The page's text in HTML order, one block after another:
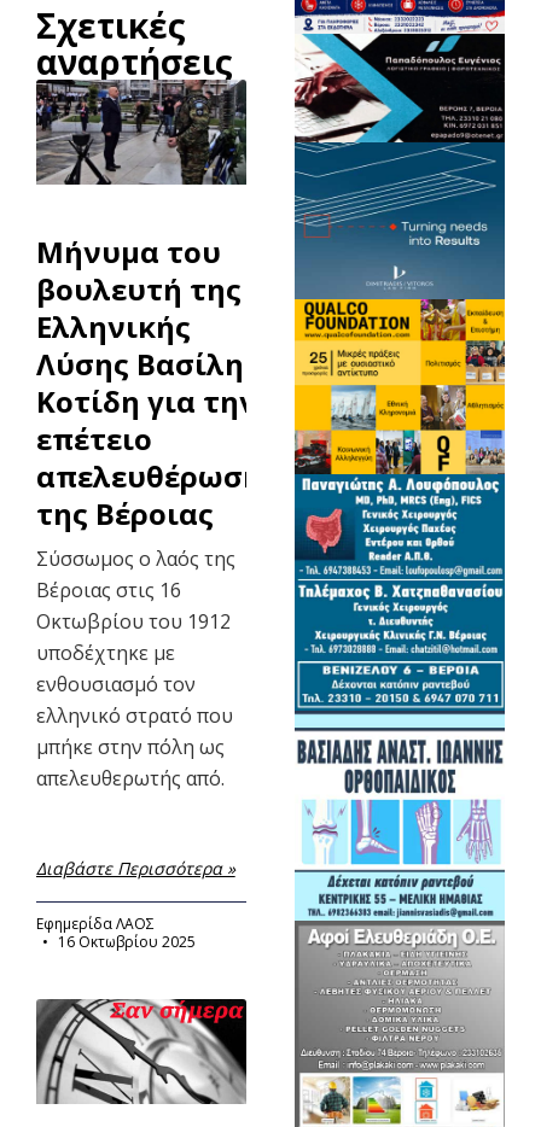
Σχετικές
αναρτήσεις
Μήνυμα του
βουλευτή της
Ελληνικής
Λύσης Βασίλη
Κοτίδη για την
επέτειο
απελευθέρωσης
της Βέροιας
Σύσσωμος ο λαός της
Βέροιας στις 16
Οκτωβρίου του 1912
υποδέχτηκε με
ενθουσιασμό τον
ελληνικό στρατό που
μπήκε στην πόλη ως
απελευθερωτής από.
Διαβάστε Περισσότερα »
Εφημερίδα ΛΑΟΣ
16 Οκτωβρίου 2025